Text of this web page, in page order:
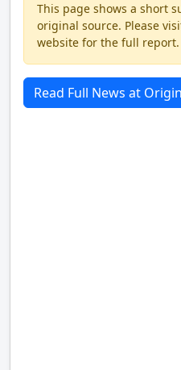
This page shows a short
original source. Please
website for the full report.
Read Full News at